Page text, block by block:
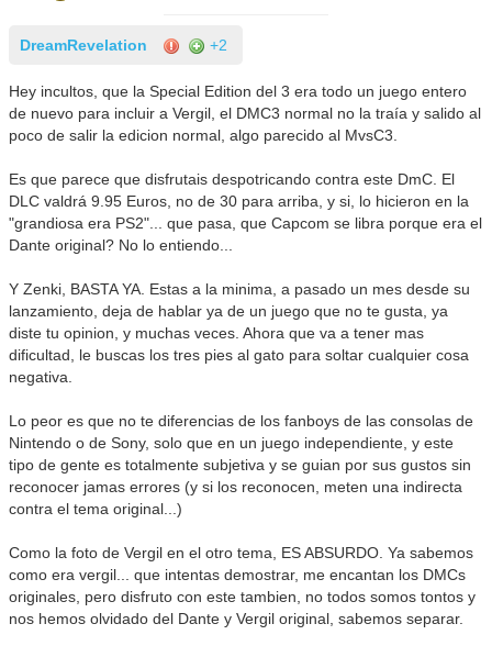
DreamRevelation +2
Hey incultos, que la Special Edition del 3 era todo un juego entero
de nuevo para incluir a Vergil, el DMC3 normal no la traía y salido al
poco de salir la edicion normal, algo parecido al MvsC3.
Es que parece que disfrutais despotricando contra este DmC. El
DLC valdrá 9.95 Euros, no de 30 para arriba, y si, lo hicieron en la
"grandiosa era PS2"... que pasa, que Capcom se libra porque era el
Dante original? No lo entiendo...
Y Zenki, BASTA YA. Estas a la minima, a pasado un mes desde su
lanzamiento, deja de hablar ya de un juego que no te gusta, ya
diste tu opinion, y muchas veces. Ahora que va a tener mas
dificultad, le buscas los tres pies al gato para soltar cualquier cosa
negativa.
Lo peor es que no te diferencias de los fanboys de las consolas de
Nintendo o de Sony, solo que en un juego independiente, y este
tipo de gente es totalmente subjetiva y se guian por sus gustos sin
reconocer jamas errores (y si los reconocen, meten una indirecta
contra el tema original...)
Como la foto de Vergil en el otro tema, ES ABSURDO. Ya sabemos
como era vergil... que intentas demostrar, me encantan los DMCs
originales, pero disfruto con este tambien, no todos somos tontos y
nos hemos olvidado del Dante y Vergil original, sabemos separar.